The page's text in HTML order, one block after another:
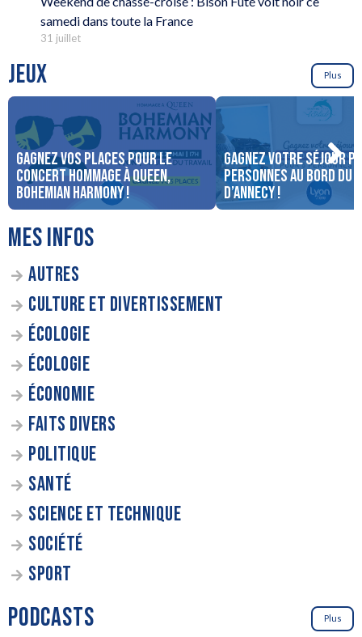
samedi dans toute la France
31 juillet
JEUX Plus
Gagnez vos places pour le
concert Hommage à Queen,
Bohemian Harmony !
Gagnez votre séjour
personnes au bord du
d’Annecy !
MES INFOS
AUTRES
CULTURE ET DIVERTISSEMENT
ÉCOLOGIE
ÉCOLOGIE
ÉCONOMIE
FAITS DIVERS
POLITIQUE
SANTÉ
SCIENCE ET TECHNIQUE
SOCIÉTÉ
SPORT
PODCASTS Plus